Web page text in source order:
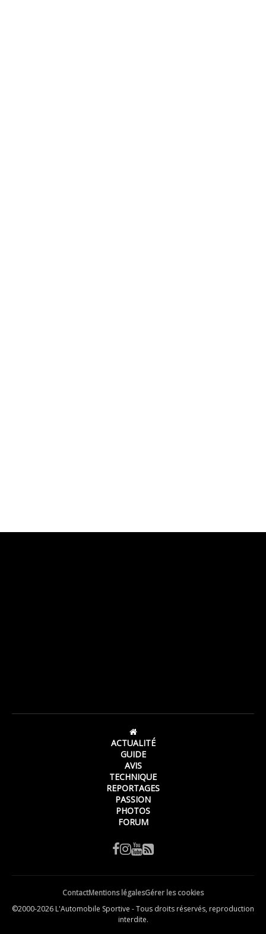
ACTUALITÉ
GUIDE
AVIS
TECHNIQUE
REPORTAGES
PASSION
PHOTOS
FORUM
ContactMentions légalesGérer les cookies
©2000-2026 L'Automobile Sportive - Tous droits réservés, reproduction
interdite.